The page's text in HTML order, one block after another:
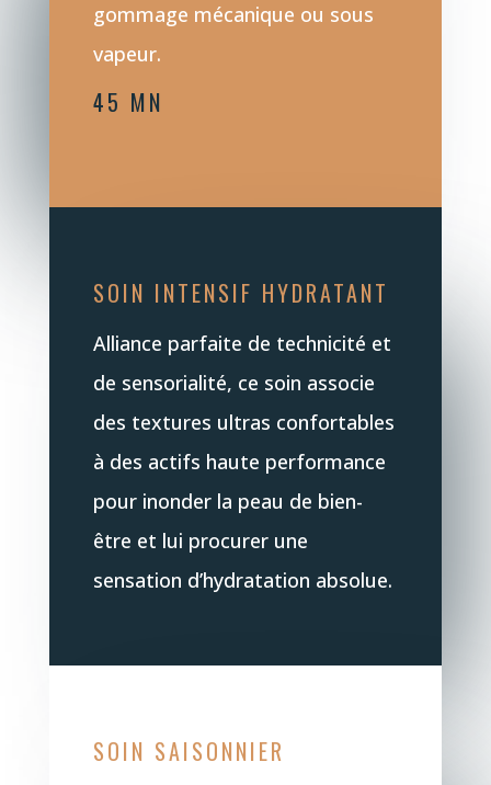
gommage mécanique ou sous
vapeur.
45 MN
SOIN INTENSIF HYDRATANT
Alliance parfaite de technicité et
de sensorialité, ce soin associe
des textures ultras confortables
à des actifs haute performance
pour inonder la peau de bien-
être et lui procurer une
sensation d’hydratation absolue.
SOIN SAISONNIER